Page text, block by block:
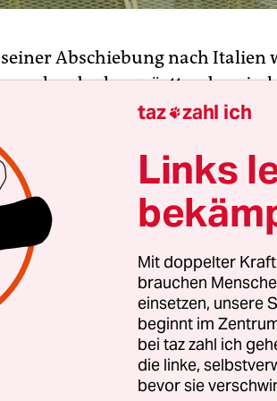
seiner Abschiebung nach Italien
aus dem baden-
müssen – sofern er dies
nach einer gewissen Zeit
der Bundespolizei zum
„Drittstaatsangehörigen
Dokumente und
ist die Einreise zu gestatten“,
in Potsdam derDeutschen
Post darüber berichtet.
erhält ein
abgeschoben wurde, ein
nach Deutschland. Geregelt
taz zahl ich
Links
Mit doppelter
brauchen
einsetzen, unsere
beginnt im
bei taz zahl ich
die linke,
bevor sie